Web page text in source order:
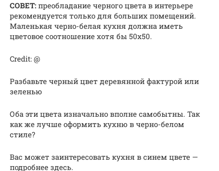
СОВЕТ: преобладание черного цвета в интерьере
рекомендуется только для больших помещений.
Маленькая черно-белая кухня должна иметь
цветовое соотношение хотя бы 50х50.
Credit: @
Разбавьте черный цвет деревянной фактурой или
зеленью
Оба эти цвета изначально вполне самобытны. Так
как же лучше оформить кухню в черно-белом
стиле?
Вас может заинтересовать кухня в синем цвете —
подробнее здесь.